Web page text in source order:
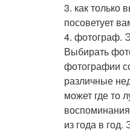
3. как только
посоветует
4. фотограф.
Выбирать
фотографии
различные
может где то
из года в